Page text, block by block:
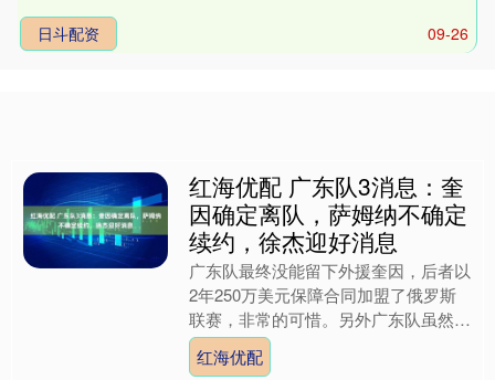
09-26
日斗配资
红海优配 广东队3消息：奎
因确定离队，萨姆纳不确定
续约，徐杰迎好消息
广东队最终没能留下外援奎因，后者以
2年250万美元保障合同加盟了俄罗斯
联赛，非常的可惜。另外广东队虽然也
上报了萨姆纳的优先续约权，但是他同
样没有承诺会续约。最后....
红海优配